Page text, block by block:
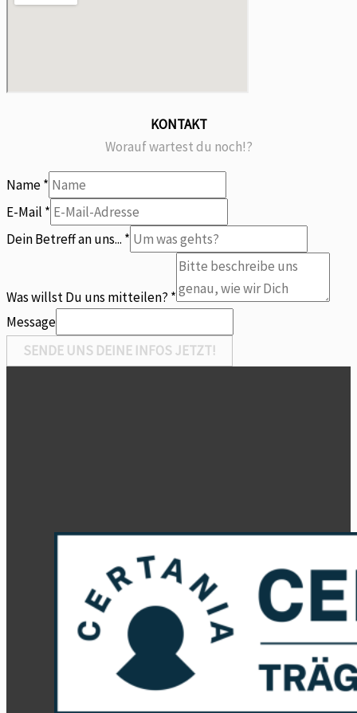
KONTAKT
Worauf wartest du noch!?
Name*
Betreff
E-
E-Mail *
Dein Betreff an uns... *
Was willst Du uns mitteilen? *
Message
SENDE UNS DEINE INFOS JETZT!